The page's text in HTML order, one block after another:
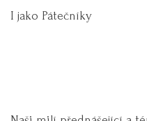
I jako Pátečníky